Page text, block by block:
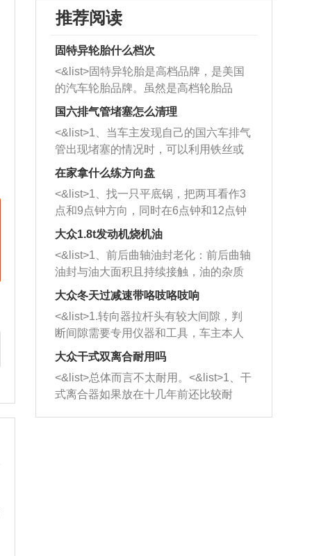
推荐阅读
固特异轮胎什么档次
<&list>固特异轮胎是高档品牌，是美国
的汽车轮胎品牌。虽然是高档轮胎品
牌，但是中高低端的轮胎都有生产，这
也是为了更好的开拓市场。
国六排气管堵塞怎么清理
<&list>1、当车主发现自己的国六车排气
管出现堵塞的情况时，可以利用铁丝或
者是细棍，直接将杂物给取出来，如果
堵塞情况比较严重，也可以采取应急措
施。 <&list>2、直接利用木棍将所有的
杂物推到排气管里面的位置处，然后将
三元催化器拆解开，就可以将堵塞的东
西取出来。但如果是因为积碳过多引起
的堵塞，就需要将三元催化器泡在草酸
洗剂对堵塞的情况得到解决，将清洗剂
放在燃油箱中，与燃油混合后，车辆启
动时，就可以和汽油一起进入到燃烧
室，最后形成废气排出，就可以让三元
催化器得到清洗，排气管堵塞的情况就
能够得到解决。
在家拿什么练方向盘
<&list>1、找一只平底锅，把两耳看作3
点和9点钟方向，同时在6点钟和12点钟
方向做一个标记。 <&list>2、双手握住
一圈半的练习，往右同样也要打相同的
圈数。 <&list>3、最后强调要反复练
习，这样就可以形成肌肉记忆，在真实
驾驶车辆时，不需要记忆也能打好方
向。
大众1.8t发动机烧机油
<&list>1、前后曲轴油封老化：前后曲轴
油封与油大面积且持续接触，油的杂质
和发动机内持续温度变化使其密封效果
逐渐减弱，导致渗油或漏油。<&list>2、
活塞间隙过大：积碳会使活塞环与缸体
的间隙扩大，导致机油流入燃烧室中，
造成烧机油。<&list>3、机油粘度。使用
机油粘度过小的话，同样会有烧机油现
象，机油粘度过小具有很好的流动性，
大众冬天过减速带咯吱咯吱响
<&list>1.转向器拉杆头有较大间隙，判
断间隙需要专用仪器和工具，车主本人
无法制作，需要将车辆送到修理厂或4s
店；<&list>2.车辆半轴套管防尘罩破
裂，破裂后会出现漏油现象，使半轴磨
损严重，磨损的半轴容易损坏，产生异
响；<&list>3.稳定器的转向胶套和球头
大众干式双离合耐用吗
<&list>总体而言不太耐用。<&list>1、干
式离合器如果放在十几年前还比较耐